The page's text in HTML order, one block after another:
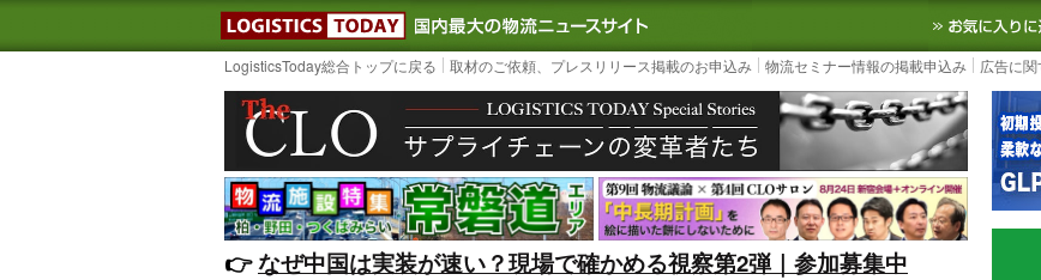
LOGISTICS TODAY｜国内最大の物流ニュースサイト3PL, SCMなど国内外の最新の
LogisticsToday総合トップに戻る 取材のご依頼、プレスリリース掲載のお申込み 物流セミナー情報の掲載申込み 広告に
👉️なぜ中国は実装が速い？現場で確かめる視察第2弾｜参加募集中